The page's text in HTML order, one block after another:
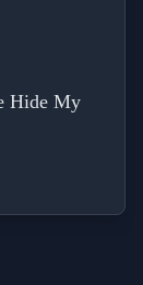
Hide My